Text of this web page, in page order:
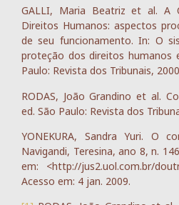
GALLI, Maria Beatriz et al. A
Direitos Humanos: aspectos
de seu funcionamento. In: O
proteção dos direitos humanos
Paulo: Revista dos Tribunais,
RODAS, João Grandino et al.
ed. São Paulo: Revista dos
YONEKURA, Sandra Yuri. O
Navigandi, Teresina, ano 8, n.
em: <http://jus2.uol.com.br/
Acesso em: 4 jan. 2009.